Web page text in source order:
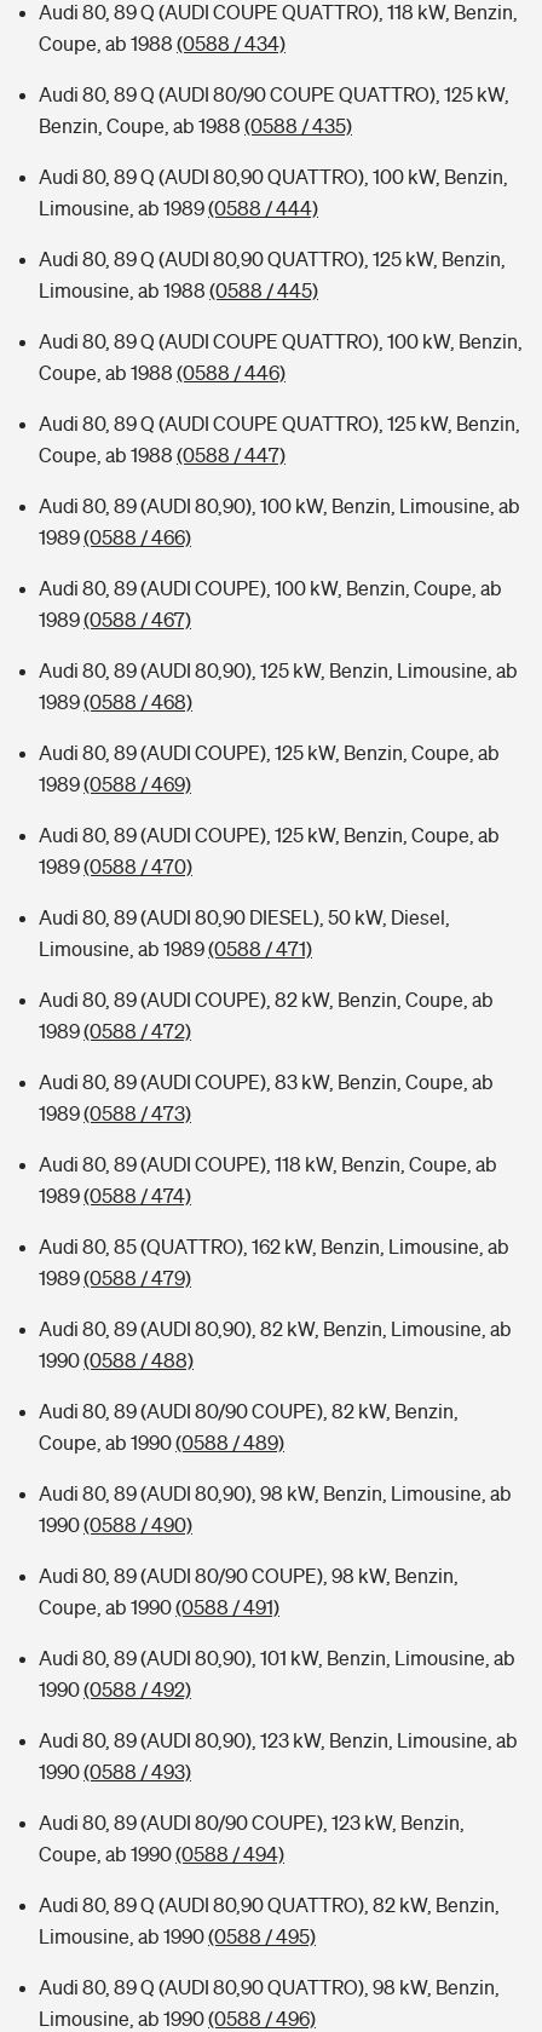
Audi 80, 89 Q (AUDI COUPE QUATTRO), 118 kW, Benzin,
Coupe, ab 1988 (0588 / 434)
Audi 80, 89 Q (AUDI 80/90 COUPE QUATTRO), 125 kW,
Benzin, Coupe, ab 1988 (0588 / 435)
Audi 80, 89 Q (AUDI 80,90 QUATTRO), 100 kW, Benzin,
Limousine, ab 1989(0588 / 444)
Audi 80, 89 Q (AUDI 80,90 QUATTRO), 125 kW, Benzin,
Limousine, ab 1988 (0588 / 445)
Audi 80, 89 Q (AUDI COUPE QUATTRO), 100 kW, Benzin,
Coupe, ab 1988 (0588 / 446)
Audi 80, 89 Q (AUDI COUPE QUATTRO), 125 kW, Benzin,
Coupe, ab 1988 (0588 / 447)
Audi 80, 89 (AUDI 80,90), 100 kW, Benzin, Limousine, ab
1989(0588 / 466)
Audi 80, 89 (AUDI COUPE), 100 kW, Benzin, Coupe, ab
1989(0588 / 467)
Audi 80, 89 (AUDI 80,90), 125 kW, Benzin, Limousine, ab
1989(0588 / 468)
Audi 80, 89 (AUDI COUPE), 125 kW, Benzin, Coupe, ab
1989(0588 / 469)
Audi 80, 89 (AUDI COUPE), 125 kW, Benzin, Coupe, ab
1989(0588 / 470)
Audi 80, 89 (AUDI 80,90 DIESEL), 50 kW, Diesel,
Limousine, ab 1989(0588 / 471)
Audi 80, 89 (AUDI COUPE), 82 kW, Benzin, Coupe, ab
1989(0588 / 472)
Audi 80, 89 (AUDI COUPE), 83 kW, Benzin, Coupe, ab
1989(0588 / 473)
Audi 80, 89 (AUDI COUPE), 118 kW, Benzin, Coupe, ab
1989(0588 / 474)
Audi 80, 85 (QUATTRO), 162 kW, Benzin, Limousine, ab
1989(0588 / 479)
Audi 80, 89 (AUDI 80,90), 82 kW, Benzin, Limousine, ab
1990(0588 / 488)
Audi 80, 89 (AUDI 80/90 COUPE), 82 kW, Benzin,
Coupe, ab 1990(0588 / 489)
Audi 80, 89 (AUDI 80,90), 98 kW, Benzin, Limousine, ab
1990(0588 / 490)
Audi 80, 89 (AUDI 80/90 COUPE), 98 kW, Benzin,
Coupe, ab 1990(0588 / 491)
Audi 80, 89 (AUDI 80,90), 101 kW, Benzin, Limousine, ab
1990(0588 / 492)
Audi 80, 89 (AUDI 80,90), 123 kW, Benzin, Limousine, ab
1990(0588 / 493)
Audi 80, 89 (AUDI 80/90 COUPE), 123 kW, Benzin,
Coupe, ab 1990(0588 / 494)
Audi 80, 89 Q (AUDI 80,90 QUATTRO), 82 kW, Benzin,
Limousine, ab 1990(0588 / 495)
Audi 80, 89 Q (AUDI 80,90 QUATTRO), 98 kW, Benzin,
Limousine, ab 1990(0588 / 496)